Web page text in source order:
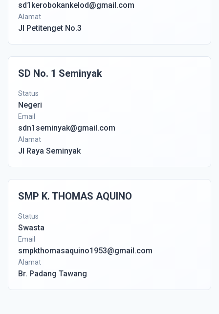
sd1kerobokankelod@gmail.com
Alamat
Jl Petitenget No.3
SD No. 1 Seminyak
Status
Negeri
Email
sdn1seminyak@gmail.com
Alamat
Jl Raya Seminyak
SMP K. THOMAS AQUINO
Status
Swasta
Email
smpkthomasaquino1953@gmail.com
Alamat
Br. Padang Tawang